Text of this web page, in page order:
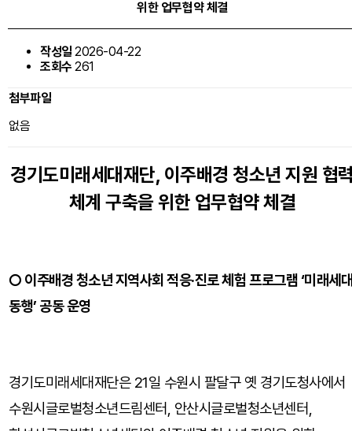
위한 업무협약 체결
작성일 2026-04-22
조회수 261
첨부파일
없음
경기도미래세대재단, 이주배경 청소년 지원 협
체계 구축을 위한 업무협약 체결
○ 이주배경 청소년 지역사회 적응·진로 체험 프로그램 ‘미래세
동행’ 공동 운영
경기도미래세대재단은 21일 수원시 팔달구 옛 경기도청사에서
수원시글로벌청소년드림센터, 안산시글로벌청소년센터,